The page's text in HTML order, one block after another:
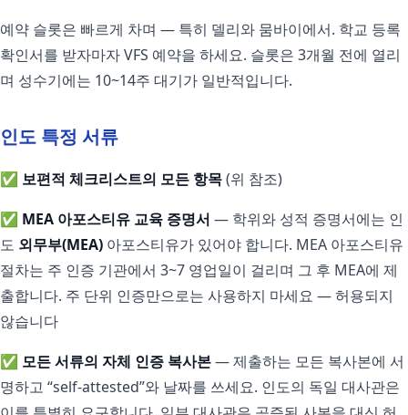
예약 슬롯은 빠르게 차며 — 특히 델리와 뭄바이에서. 학교 등록
확인서를 받자마자 VFS 예약을 하세요. 슬롯은 3개월 전에 열리
며 성수기에는 10~14주 대기가 일반적입니다.
인도 특정 서류
✅ 보편적 체크리스트의 모든 항목(위 참조)
✅ MEA 아포스티유 교육 증명서 — 학위와 성적 증명서에는 인
도 외무부(MEA) 아포스티유가 있어야 합니다. MEA 아포스티유
절차는 주 인증 기관에서 3~7 영업일이 걸리며 그 후 MEA에 제
출합니다. 주 단위 인증만으로는 사용하지 마세요 — 허용되지
않습니다
✅ 모든 서류의 자체 인증 복사본— 제출하는 모든 복사본에 서
명하고 “self-attested”와 날짜를 쓰세요. 인도의 독일 대사관은